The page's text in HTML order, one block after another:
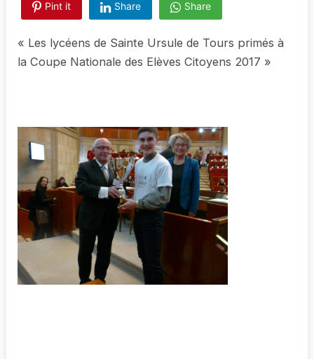
Pint it Share Share
« Les lycéens de Sainte Ursule de Tours primés à
la Coupe Nationale des Elèves Citoyens 2017 »